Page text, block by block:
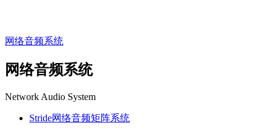
网络音频系统
网络音频系统
Network Audio System
Stride网络音频矩阵系统